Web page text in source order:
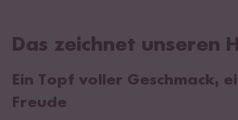
Das zeichnet unseren
Ein Topf voller Geschmack,
Freude